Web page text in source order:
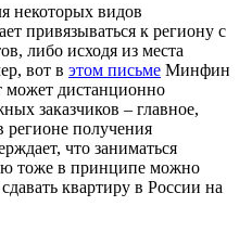
некоторых видов
привязываться к региону с
либо исходя из места
вот в этом письме Минфин
может дистанционно
заказчиков – главное,
регионе получения
что заниматься
тоже в принципе можно
квартиру в России на